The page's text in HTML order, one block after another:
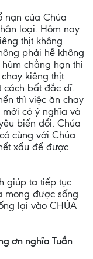
nạn của Chúa
loại. Hôm nay
thịt không
phải hễ không
chẳng hạn thì
kiêng thịt
cách bất đắc dĩ.
thì việc ăn chay
mới có ý nghĩa và
biến đổi. Chúa
cùng với Chúa
xấu để được
giúp ta tiếp tục
mong được sống
lại vào CHÚA
ơn nghĩa Tuần